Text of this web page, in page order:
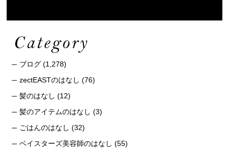
ブログ (1,278)
zectEASTのはなし (76)
髪のはなし (12)
髪のアイテムのはなし (3)
ごはんのはなし (32)
ベイスターズ美容師のはなし (55)